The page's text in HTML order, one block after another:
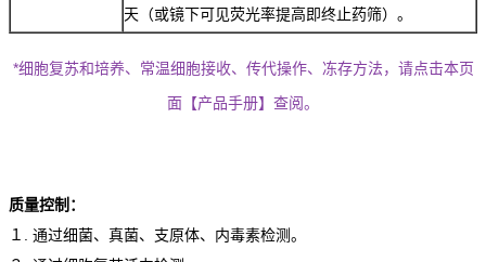
天（或镜下可见荧光率提高即终止药筛）。
*细胞复苏和培养、常温细胞接收、传代操作、冻存方法，请点击本页
面【产品手册】查阅。
质量控制：
１. 通过细菌、真菌、支原体、内毒素检测。